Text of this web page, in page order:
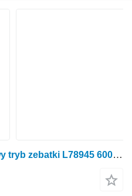
John Deere wałek napędowy tryb zebatki L78945 6000 ,6100 6200 6300 6400 65 Ritzelwelle für John Deere 6000 ,6100 6200 6300 6400 65 Radtraktor